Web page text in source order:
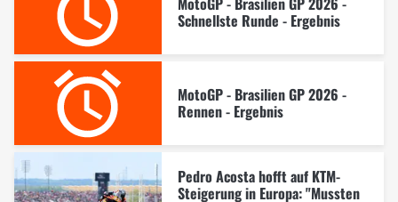
Schnellste Runde - Ergebnis
MotoGP - Brasilien GP 2026 -
Rennen - Ergebnis
Pedro Acosta hofft auf KTM-
Steigerung in Europa: "Mussten